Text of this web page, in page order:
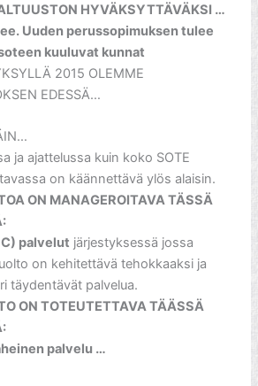
HYVÄKSYTTÄVÄKSI …
Uuden perussopimuksen tulee
kuuluvat kunnat
2015 OLEMME
EDESSÄ…
ja ajattelussa kuin koko SOTE
on käännettävä ylös alaisin.
ON MANAGEROITAVA TÄSSÄ
palvelut järjestyksessä jossa
on kehitettävä tehokkaaksi ja
täydentävät palvelua.
ON TOTEUTETTAVA TÄÄSSÄ
palvelu …